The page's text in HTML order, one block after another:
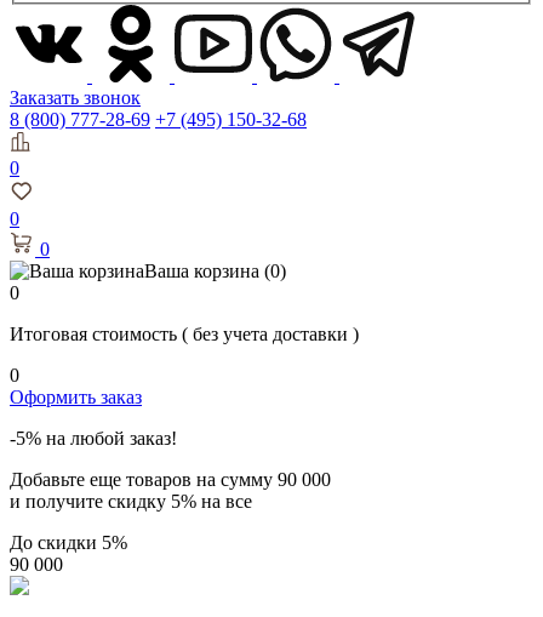
Заказать звонок
8 (800) 777-28-69 +7 (495) 150-32-68
0
0
0
Ваша корзина (0)
0
Итоговая стоимость ( без учета доставки )
0
Оформить заказ
-5% на любой заказ!
Добавьте еще товаров на сумму 90 000
и получите скидку 5% на все
До скидки 5%
90 000